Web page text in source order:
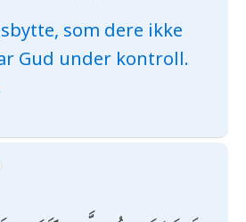
som dere ikke
Gud under kontroll.